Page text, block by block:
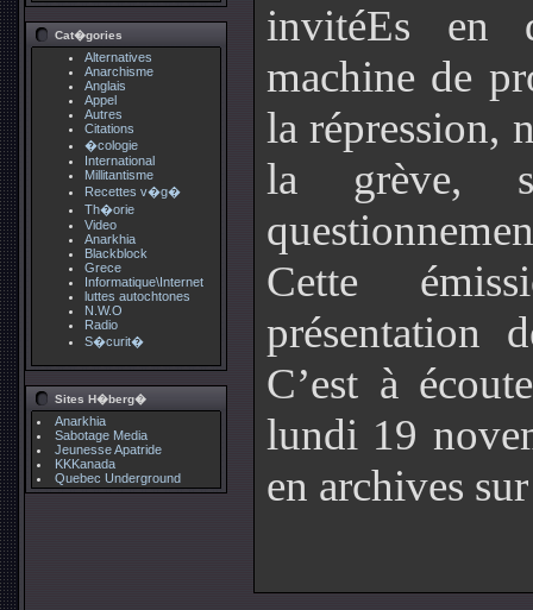
Cat�gories
Alternatives
Anarchisme
Anglais
Appel
Autres
Citations
�cologie
International
Millitantisme
Recettes v�g�
Th�orie
Video
Anarkhia
Blackblock
Grece
Informatique\Internet
luttes autochtones
N.W.O
Radio
S�curit�
Sites H�berg�
Anarkhia
Sabotage Media
Jeunesse Apatride
KKKanada
Quebec Underground
invitéEs en
machine de
la répression,
la grève,
Cette
présentation
C’est à
lundi 19
en archives